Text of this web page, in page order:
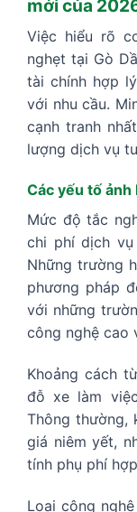
mới của
Việc hiểu rõ
nghẹt tại Gò
tài chính hợp
với nhu cầu.
cạnh tranh
lượng dịch vụ
Các yếu tố
Mức độ tắc
chi phí dịch
Những trường
phương pháp
với những
công nghệ cao
Khoảng cách
đỗ xe làm
Thông thường,
giá niêm yết,
tính phụ phí
Loại công